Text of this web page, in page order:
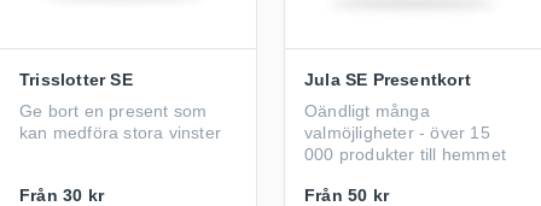
Trisslotter SE
Ge bort en present som
kan medföra stora vinster
Från 30 kr
Jula SE Presentkort
Oändligt många
valmöjligheter - över 15
000 produkter till hemmet
Från 50 kr